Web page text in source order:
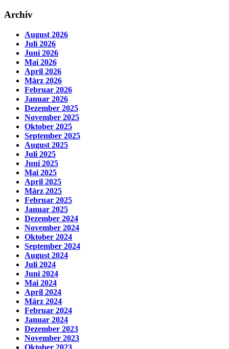
Archiv
August 2026
Juli 2026
Juni 2026
Mai 2026
April 2026
März 2026
Februar 2026
Januar 2026
Dezember 2025
November 2025
Oktober 2025
September 2025
August 2025
Juli 2025
Juni 2025
Mai 2025
April 2025
März 2025
Februar 2025
Januar 2025
Dezember 2024
November 2024
Oktober 2024
September 2024
August 2024
Juli 2024
Juni 2024
Mai 2024
April 2024
März 2024
Februar 2024
Januar 2024
Dezember 2023
November 2023
Oktober 2023